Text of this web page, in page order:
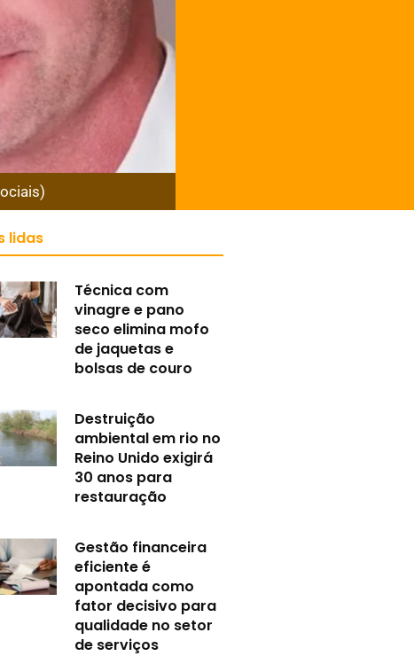
lidas
Técnica com
vinagre e pano
seco elimina mofo
de jaquetas e
bolsas de couro
Destruição
ambiental em rio no
Reino Unido exigirá
30 anos para
restauração
Gestão financeira
eficiente é
apontada como
fator decisivo para
qualidade no setor
de serviços